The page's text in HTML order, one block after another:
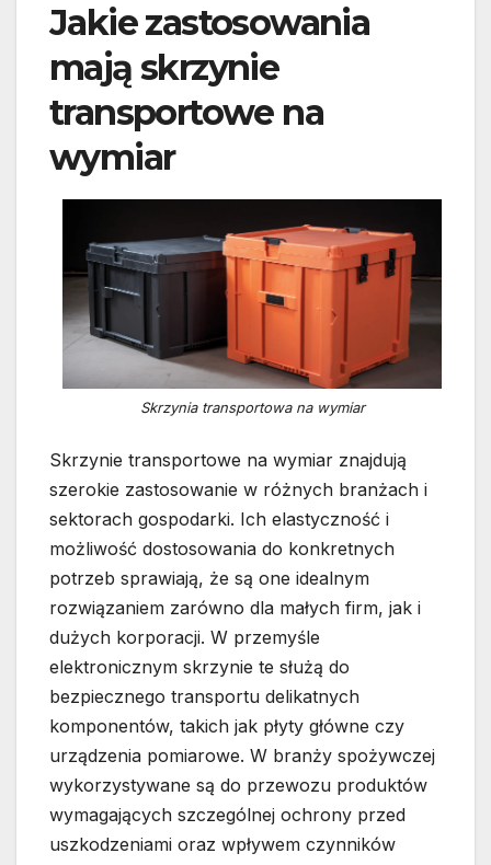
Jakie zastosowania
mają skrzynie
transportowe na
wymiar
Skrzynia transportowa na wymiar
Skrzynie transportowe na wymiar znajdują
szerokie zastosowanie w różnych branżach i
sektorach gospodarki. Ich elastyczność i
możliwość dostosowania do konkretnych
potrzeb sprawiają, że są one idealnym
rozwiązaniem zarówno dla małych firm, jak i
dużych korporacji. W przemyśle
elektronicznym skrzynie te służą do
bezpiecznego transportu delikatnych
komponentów, takich jak płyty główne czy
urządzenia pomiarowe. W branży spożywczej
wykorzystywane są do przewozu produktów
wymagających szczególnej ochrony przed
uszkodzeniami oraz wpływem czynników